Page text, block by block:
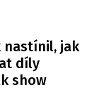
nastínil, jak
díly
show